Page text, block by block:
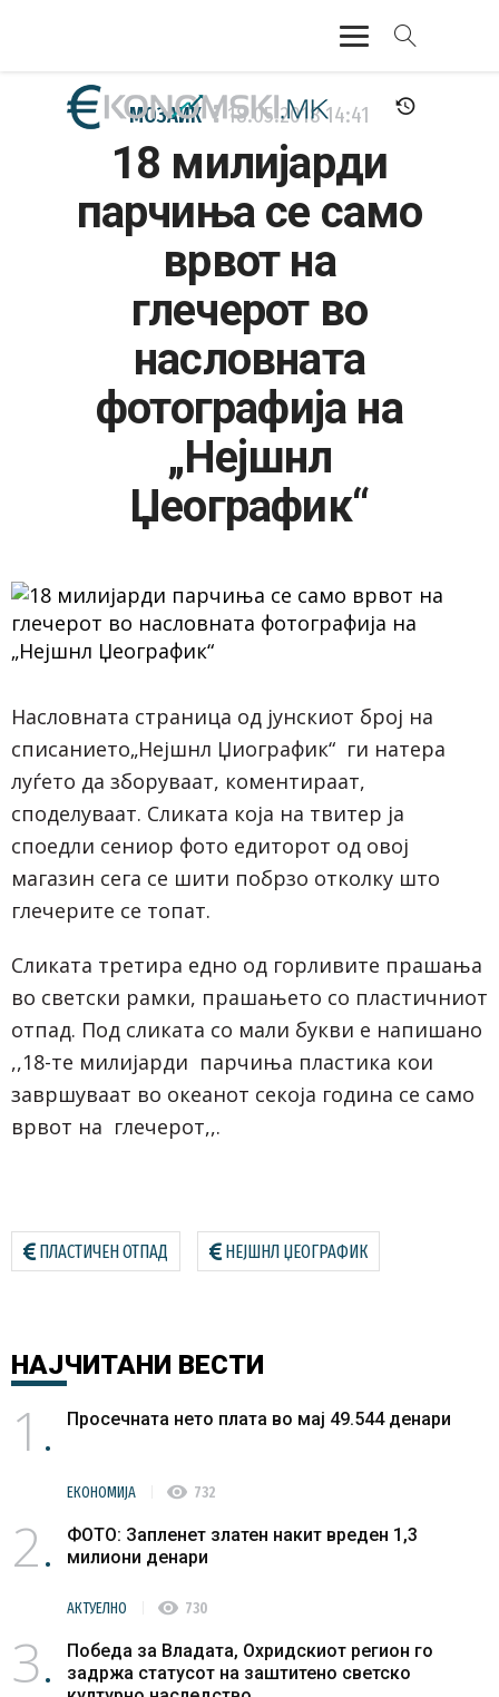
АКТУЕЛНО
ЕКОНОМИЈА
ФИНАНСИИ
БАНКАРСТВО
ЖИВОТ
МОЗАИК
МОЗАИК 18.05.201814:41
18 милијарди
парчиња се само
врвот на
глечерот во
насловната
фотографија на
„Нејшнл
Џеографик“
Насловната страница од јунскиот број на
списанието„Нејшнл Џиографик“ ги натера
луѓето да зборуваат, коментираат,
споделуваат. Сликата која на твитер ја
споедли сениор фото едиторот од овој
магазин сега се шити побрзо отколку што
глечерите се топат.
Сликата третира едно од горливите прашања
во светски рамки, прашањето со пластичниот
отпад. Под сликата со мали букви е напишано
,,18-те милијарди парчиња пластика кои
завршуваат во океанот секоја година се само
врвот на глечерот,,.
ПЛАСТИЧЕН ОТПАД НЕЈШНЛ ЏЕОГРАФИК
НАЈЧИТАНИ ВЕСТИ
1 Просечната нето плата во мај 49.544 денари
ЕКОНОМИЈА visibility 732
2
ФОТО: Запленет златен накит вреден 1,3
милиони денари
АКТУЕЛНО visibility 730
3
Победа за Владата, Охридскиот регион го
задржа статусот на заштитено светско